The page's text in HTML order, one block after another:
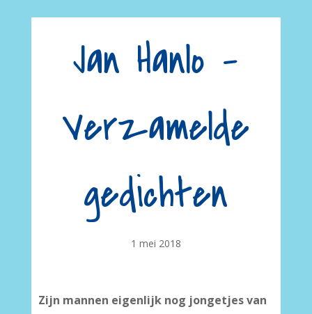
Jan Hanlo –
Verzamelde
gedichten
1 mei 2018
Zijn mannen eigenlijk nog jongetjes van